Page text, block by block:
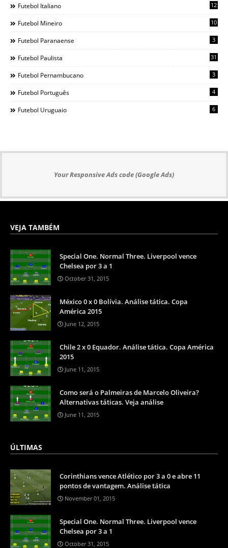
Futebol Italiano 12
Futebol Mineiro 10
Futebol Paranaense 3
Futebol Paulista 31
Futebol Pernambucano 3
Futebol Português 4
Futebol Uruguaio 6
Your Responsive Ads code (Google Ads)
VEJA TAMBÉM
Special One. Normal Three. Liverpool vence
Chelsea por 3 a 1
October 31, 2015
México 0 x 0 Bolívia. Análise tática. Copa
América 2015
June 12, 2015
Chile 2 x 0 Equador. Análise tática. Copa América
2015
June 11, 2015
Como será o Palmeiras de Marcelo Oliveira?
Alternativas táticas. Veja análise
June 11, 2015
ÚLTIMAS
Corinthians vence Atlético por 3 a 0 e abre 11
pontos de vantagem. Análise tática
November 01, 2015
Special One. Normal Three. Liverpool vence
Chelsea por 3 a 1
October 31, 2015